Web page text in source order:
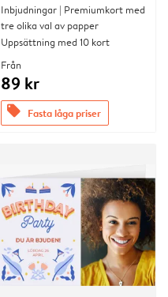
Inbjudningar | Premiumkort med
tre olika val av papper
Uppsättning med 10 kort
Från
89 kr
offers Fasta låga priser